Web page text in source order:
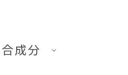
成分